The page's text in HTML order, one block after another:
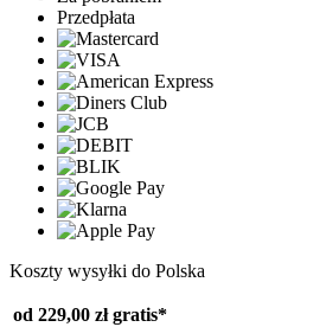
Przedpłata
Koszty wysyłki do Polska
od 229,00 zł gratis*